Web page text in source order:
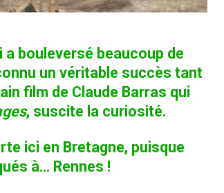
a bouleversé beaucoup de
un véritable succès tant
film de Claude Barras qui
, suscite la curiosité.
ici en Bretagne, puisque
à… Rennes !